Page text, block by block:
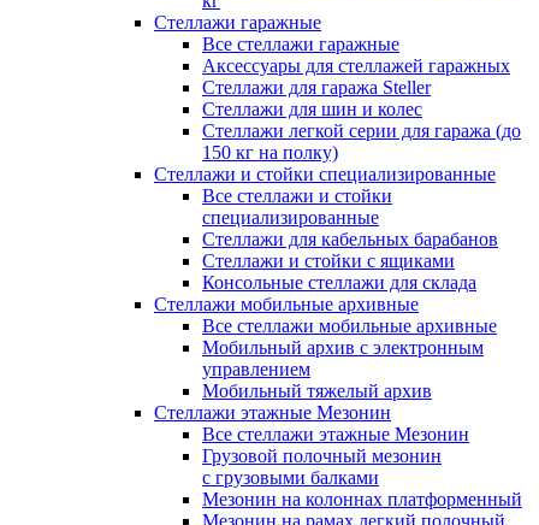
Стеллажи гаражные
Все стеллажи гаражные
Аксессуары для стеллажей гаражных
Стеллажи для гаража Steller
Стеллажи для шин и колес
Стеллажи легкой серии для гаража (до
150 кг на полку)
Стеллажи и стойки специализированные
Все стеллажи и стойки
специализированные
Стеллажи для кабельных барабанов
Стеллажи и стойки с ящиками
Консольные стеллажи для склада
Стеллажи мобильные архивные
Все стеллажи мобильные архивные
Мобильный архив с электронным
управлением
Мобильный тяжелый архив
Стеллажи этажные Мезонин
Все стеллажи этажные Мезонин
Грузовой полочный мезонин
с грузовыми балками
Мезонин на колоннах платформенный
Мезонин на рамах легкий полочный